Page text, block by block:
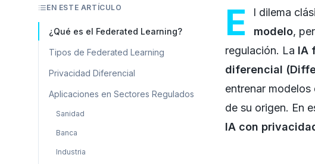
EN ESTE ARTÍCULO
¿Qué es el Federated Learning?
Tipos de Federated Learning
Privacidad Diferencial
Aplicaciones en Sectores Regulados
Sanidad
Banca
Industria
E l dilema
modelo,
regulación. La IA
diferencial
entrenar
de su origen. En
IA con